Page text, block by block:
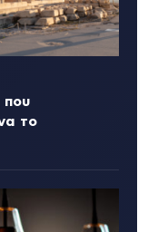
που
το